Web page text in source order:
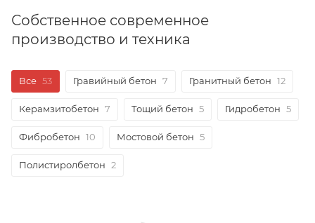
Собственное современное
производство и техника
Все 53 Гравийный бетон 7 Гранитный бетон 12
Керамзитобетон 7 Тощий бетон 5 Гидробетон 5
Фибробетон 10 Мостовой бетон 5
Полистиролбетон 2